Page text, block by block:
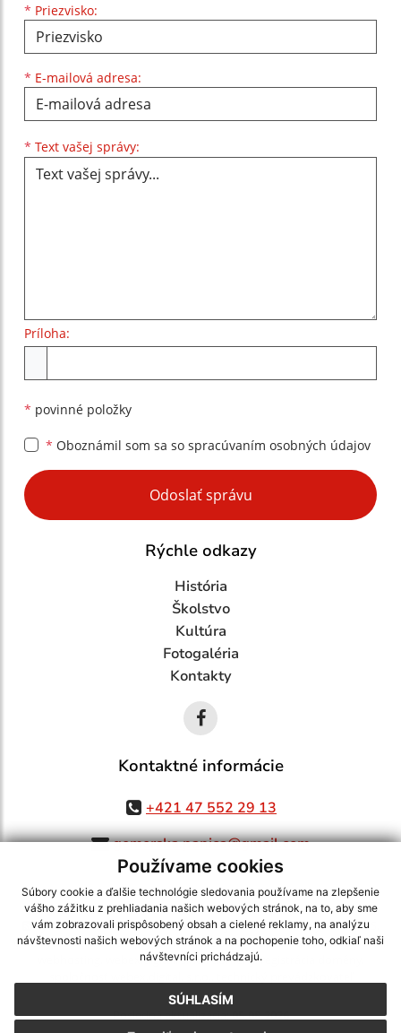
Používame cookies
Súbory cookie a ďalšie technológie sledovania používame na zlepšenie
vášho zážitku z prehliadania našich webových stránok, na to, aby sme
vám zobrazovali prispôsobený obsah a cielené reklamy, na analýzu
návštevnosti našich webových stránok a na pochopenie toho, odkiaľ naši
návštevníci prichádzajú.
SÚHLASÍM
* Priezvisko:
* E-mailová adresa:
* Text vašej správy:
Príloha:
* povinné položky
* Oboznámil som sa so spracúvaním osobných údajov
Google reCaptcha Response
Odoslať správu
Rýchle odkazy
História
Školstvo
Kultúra
Fotogaléria
Kontakty
Kontaktné informácie
+421 47 552 29 13
gemerska.panica@gmail.com
využite možnosť získavania aktuálnych informácií s využitím RSS
CMS systém (redakčný) systém ECHELON 2,Mapa stránok,web portál
webex.digital, s.r.o.,domény,registrácia domény
Posledná aktualizácia:05.08.2026